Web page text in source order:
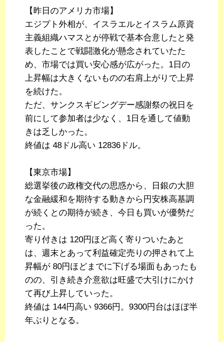
【昨日のアメリカ市場】
エジプト外相が、イスラエルとイスラム原資
主義組織ハマスとが停戦で基本合意したと発
表したことで戦闘激化が懸念されていたた
め、市場では買い安心感が広がった。1日の
上昇幅は大きくないものの右肩上がりで上昇
を続けた。
ただ、サンクスギビングデー感謝祭の祝日を
前にして参加者は少なく、1日を通して値動
きは乏しかった。
終値は 48ドル高い 12836ドル。
【東京市場】
総選挙後の政権交代の思惑から、日銀の大胆
な金融緩和を期待する動きから円安株高基調
が続くとの期待が続き、今日も買いが優勢だ
った。
寄り付きは 120円ほど高く寄りついたあと
は、週末とあって利益確定売りの押されて上
昇幅が 80円ほどまでに下げる場面もあったも
のの、引き続き介意欲は旺盛で大引けにかけ
て再び上昇していった。
終値は 144円高い 9366円。9300円台はほぼ半
年ぶりとなる。